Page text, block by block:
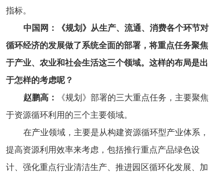
指标。
中国网：《规划》从生产、流通、消费各个环节对
循环经济的发展做了系统全面的部署，将重点任务聚焦
于产业、农业和社会生活这三个领域。这样的布局是出
于怎样的考虑呢？
赵鹏高：
《规划》部署的三大重点任务，主要聚焦
于资源循环利用的三个主要领域。
在产业领域，主要是从构建资源循环型产业体系，
提高资源利用效率来考虑，包括推行重点产品绿色设
计、强化重点行业清洁生产、推进园区循环化发展、加